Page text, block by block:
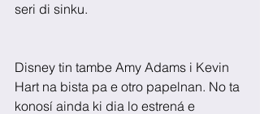
seri di sinku.
Disney tin tambe Amy Adams i Kevin
Hart na bista pa e otro papelnan. No ta
konosí ainda ki dia lo estrená e